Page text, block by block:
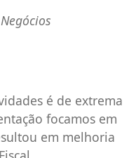
é de extrema
focamos em
em melhoria